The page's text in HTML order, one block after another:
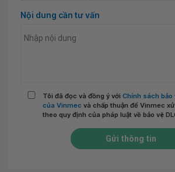
Nội dung cần tư vấn
Tôi đã đọc và đồng ý với Chính sách bảo
của Vinmec và chấp thuận để Vinmec
theo quy định của pháp luật về bảo vệ
Gửi thông tin